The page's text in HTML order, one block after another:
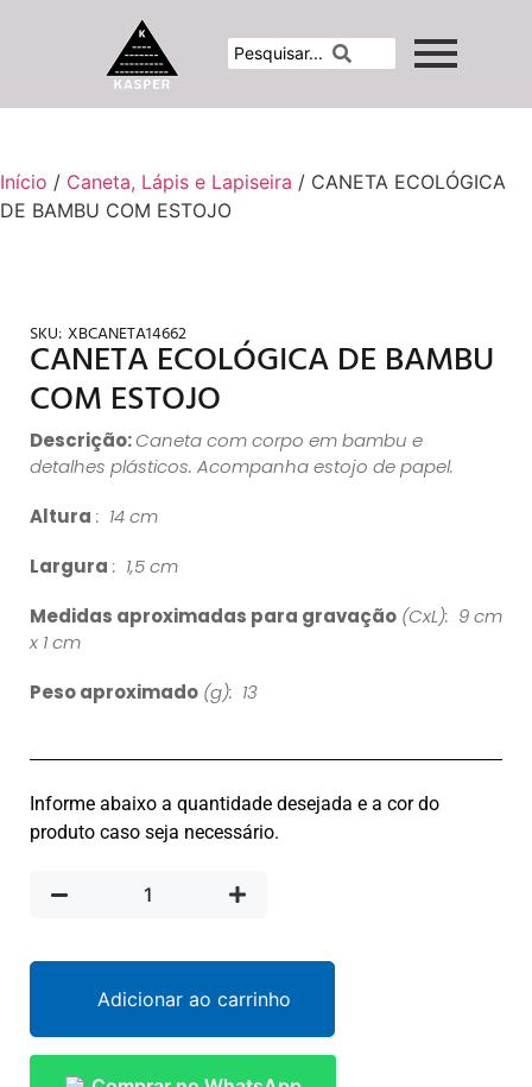
Início / Caneta, Lápis e Lapiseira / CANETA ECOLÓGICA
DE BAMBU COM ESTOJO
SKU: XBCANETA14662
CANETA ECOLÓGICA DE BAMBU
COM ESTOJO
Descrição:Caneta com corpo em bambu e
detalhes plásticos. Acompanha estojo de papel.
Altura : 14 cm
Largura : 1,5 cm
Medidas aproximadas para gravação (CxL): 9 cm
x 1 cm
Peso aproximado (g): 13
Informe abaixo a quantidade desejada e a cor do
produto caso seja necessário.
Adicionar ao carrinho